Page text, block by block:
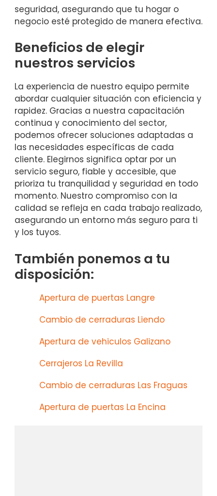
seguridad, asegurando que tu hogar o
negocio esté protegido de manera efectiva.
Beneficios de elegir
nuestros servicios
La experiencia de nuestro equipo permite
abordar cualquier situación con eficiencia y
rapidez. Gracias a nuestra capacitación
continua y conocimiento del sector,
podemos ofrecer soluciones adaptadas a
las necesidades específicas de cada
cliente. Elegirnos significa optar por un
servicio seguro, fiable y accesible, que
prioriza tu tranquilidad y seguridad en todo
momento. Nuestro compromiso con la
calidad se refleja en cada trabajo realizado,
asegurando un entorno más seguro para ti
y los tuyos.
También ponemos a tu
disposición:
Apertura de puertas Langre
Cambio de cerraduras Liendo
Apertura de vehiculos Galizano
Cerrajeros La Revilla
Cambio de cerraduras Las Fraguas
Apertura de puertas La Encina